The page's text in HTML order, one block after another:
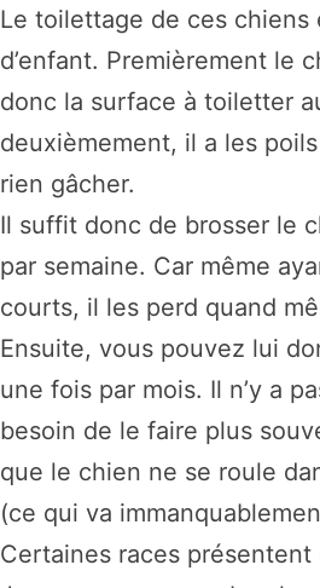
Le toilettage de ces chiens
d’enfant. Premièrement le
donc la surface à toiletter
deuxièmement, il a les
rien gâcher.
Il suffit donc de brosser le
par semaine. Car même
courts, il les perd quand
Ensuite, vous pouvez lui
une fois par mois. Il n’y a
besoin de le faire plus
que le chien ne se roule
(ce qui va
Certaines races